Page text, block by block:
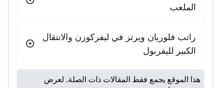
الملعب
راتب فلوريان ويرتز في ليفركوزن والانتقال
الكبير لليفربول
هذا الموقع يجمع فقط المقالات ذات الصلة. لعرض